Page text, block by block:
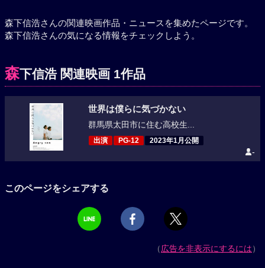
森下信浩さんの関連映画作品・ニュースを集めたページです。
森下信浩さんの気になる情報をチェックしよう。
森下信浩 関連映画 1作品
世界は僕らに気づかない
群馬県太田市に住む高校生...
出演 PG-12 2023年1月公開
-
このページをシェアする
（広告を非表示にするには）